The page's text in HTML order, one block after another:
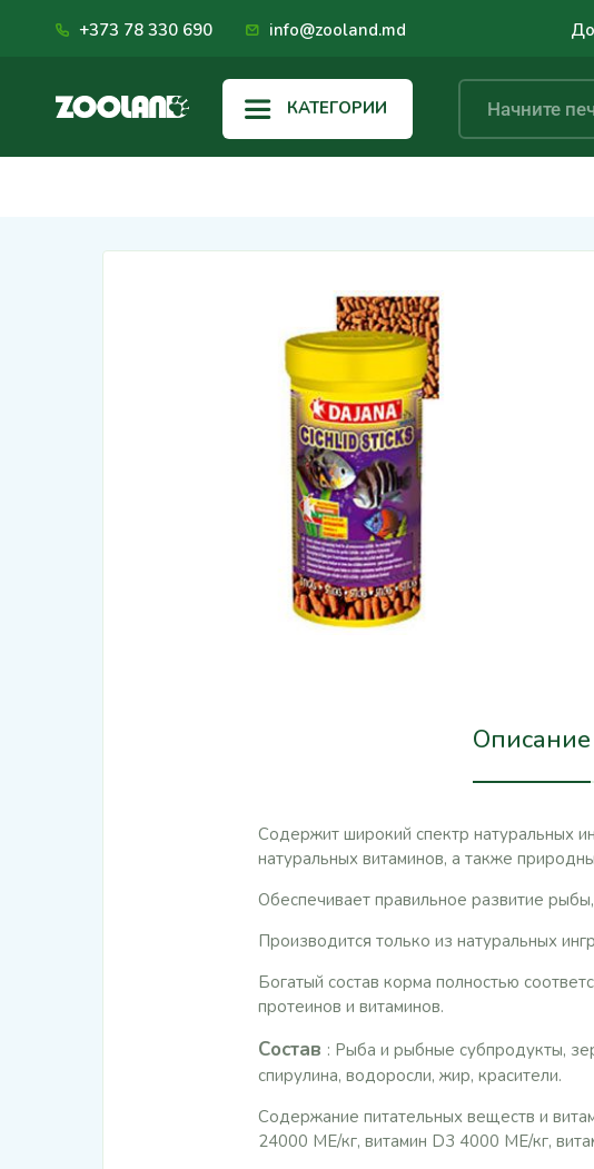
+373 78 330 690 info@zooland.md
КАТЕГОРИИ
Описание
Содержит широкий спектр натуральных
натуральных витаминов, а также
Обеспечивает правильное развитие
Производится только из натуральных
Богатый состав корма полностью
протеинов и витаминов.
Состав : Рыба и рыбные субпродукты,
спирулина, водоросли, жир, красители.
Содержание питательных веществ и
24000 МЕ/кг, витамин D3 4000 МЕ/кг,